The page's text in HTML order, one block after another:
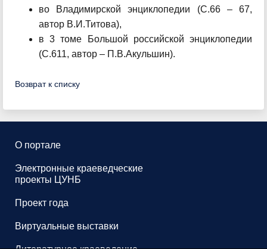
во Владимирской энциклопедии (С.66 – 67,
автор В.И.Титова),
в 3 томе Большой российской энциклопедии
(С.611, автор – П.В.Акульшин).
Возврат к списку
О портале
Электронные краеведческие
проекты ЦУНБ
Проект года
Виртуальные выставки